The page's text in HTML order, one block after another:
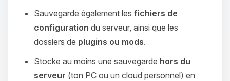
Sauvegarde également les fichiers de
configuration du serveur, ainsi que les
dossiers de plugins ou mods.
Stocke au moins une sauvegarde hors du
serveur (ton PC ou un cloud personnel) en